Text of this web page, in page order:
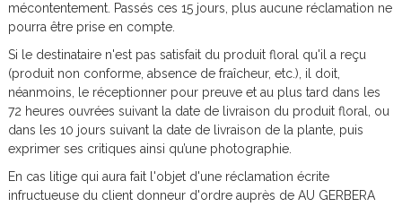
mécontentement. Passés ces 15 jours, plus aucune réclamation ne
pourra être prise en compte.
Si le destinataire n'est pas satisfait du produit floral qu'il a reçu
(produit non conforme, absence de fraîcheur, etc.), il doit,
néanmoins, le réceptionner pour preuve et au plus tard dans les
72 heures ouvrées suivant la date de livraison du produit floral, ou
dans les 10 jours suivant la date de livraison de la plante, puis
exprimer ses critiques ainsi qu’une photographie.
En cas litige qui aura fait l'objet d'une réclamation écrite
infructueuse du client donneur d'ordre auprès de AU GERBERA